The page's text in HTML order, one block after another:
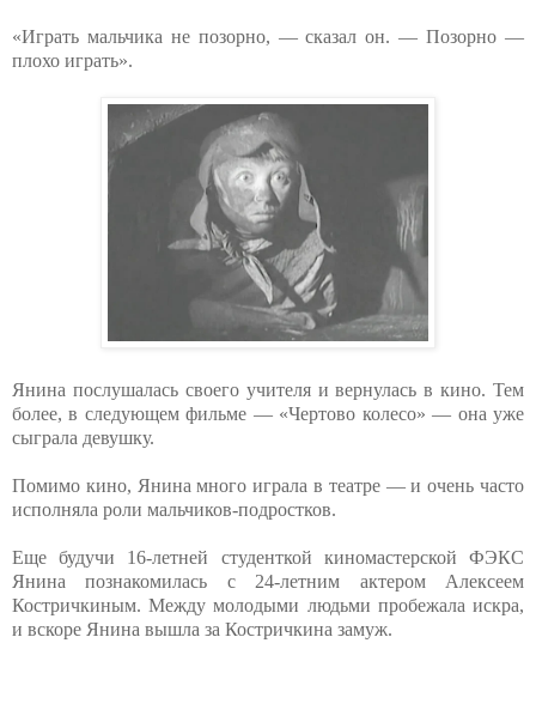
«Играть мальчика не позорно, — сказал он. — Позорно —
плохо играть».
Янина послушалась своего учителя и вернулась в кино. Тем
более, в следующем фильме — «Чертово колесо» — она уже
сыграла девушку.
Помимо кино, Янина много играла в театре — и очень часто
исполняла роли мальчиков-подростков.
Еще будучи 16-летней студенткой киномастерской ФЭКС
Янина познакомилась с 24-летним актером Алексеем
Костричкиным. Между молодыми людьми пробежала искра,
и вскоре Янина вышла за Костричкина замуж.